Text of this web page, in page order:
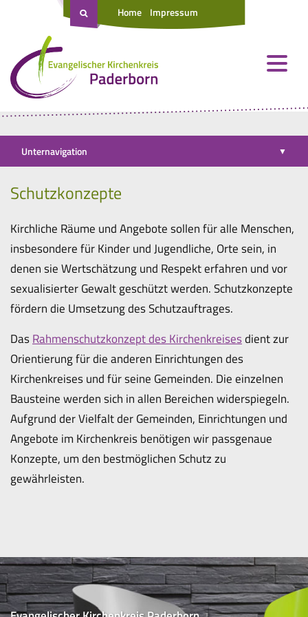
Home Impressum
Unternavigation ▼
Schutzkonzepte
Kirchliche Räume und Angebote sollen für alle Menschen,
insbesondere für Kinder und Jugendliche, Orte sein, in
denen sie Wertschätzung und Respekt erfahren und vor
sexualisierter Gewalt geschützt werden. Schutzkonzepte
fördern die Umsetzung des Schutzauftrages.
DasRahmenschutzkonzept des Kirchenkreisesdient zur
Orientierung für die anderen Einrichtungen des
Kirchenkreises und für seine Gemeinden. Die einzelnen
Bausteine werden sich in allen Bereichen widerspiegeln.
Aufgrund der Vielfalt der Gemeinden, Einrichtungen und
Angebote im Kirchenkreis benötigen wir passgenaue
Konzepte, um den bestmöglichen Schutz zu
gewährleisten.